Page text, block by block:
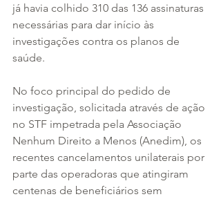
já havia colhido 310 das 136 assinaturas
necessárias para dar início às
investigações contra os planos de
saúde.
No foco principal do pedido de
investigação, solicitada através de ação
no STF impetrada pela Associação
Nenhum Direito a Menos (Anedim), os
recentes cancelamentos unilaterais por
parte das operadoras que atingiram
centenas de beneficiários sem